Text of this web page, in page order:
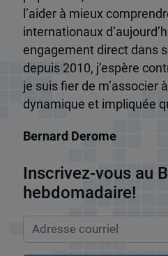
l’aider à mieux
internationaux
engagement direct dans
depuis 2010, j’espère
je suis fier de m’associer
dynamique et impliquée
Bernard Derome
Inscrivez-vous au
hebdomadaire!